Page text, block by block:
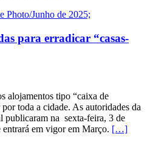
para erradicar “casas-
alojamentos tipo “caixa de
toda a cidade. As autoridades da
publicaram na sexta-feira, 3 de
em vigor em Março. […]